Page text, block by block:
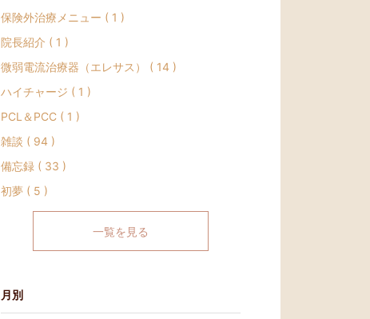
保険外治療メニュー ( 1 )
院長紹介 ( 1 )
微弱電流治療器（エレサス） ( 14 )
ハイチャージ ( 1 )
PCL＆PCC ( 1 )
雑談 ( 94 )
備忘録 ( 33 )
初夢 ( 5 )
一覧を見る
月別